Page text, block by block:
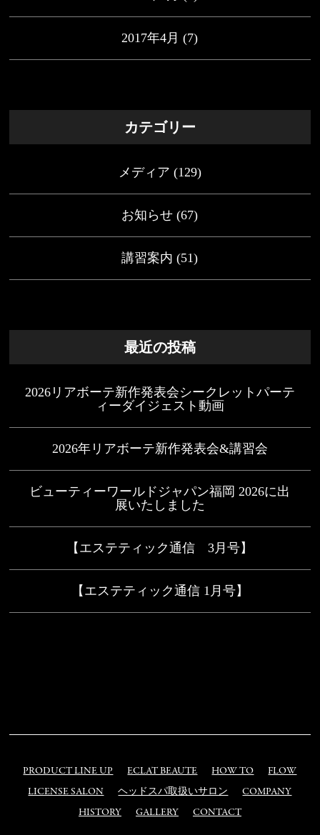
2017年4月 (7)
カテゴリー
メディア (129)
お知らせ (67)
講習案内 (51)
最近の投稿
2026リアボーテ新作発表会シークレットパーテ
ィーダイジェスト動画
2026年リアボーテ新作発表会&講習会
ビューティーワールドジャパン福岡 2026に出
展いたしました
【エステティック通信 3月号】
【エステティック通信 1月号】
PRODUCT LINE UP ECLAT BEAUTE HOW TO
FLOW
LICENSE SALON
ヘッドスパ取扱いサロン
COMPANY
HISTORY
GALLERY CONTACT